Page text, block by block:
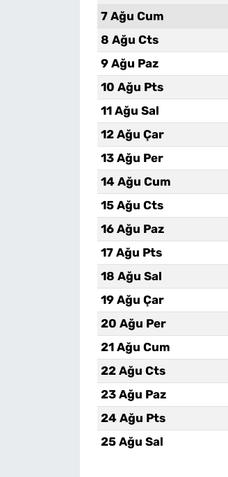
7 Ağu Cum
8 Ağu Cts
9 Ağu Paz
10 Ağu Pts
11 Ağu Sal
12 Ağu Çar
13 Ağu Per
14 Ağu Cum
15 Ağu Cts
16 Ağu Paz
17 Ağu Pts
18 Ağu Sal
19 Ağu Çar
20 Ağu Per
21 Ağu Cum
22 Ağu Cts
23 Ağu Paz
24 Ağu Pts
25 Ağu Sal